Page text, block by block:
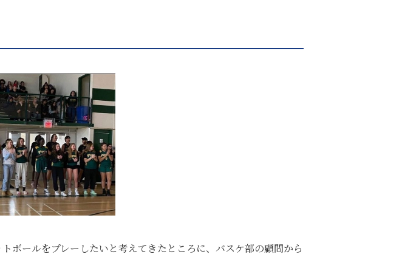
ボールをプレーしたいと考えてきたところに、バスケ部の顧問から